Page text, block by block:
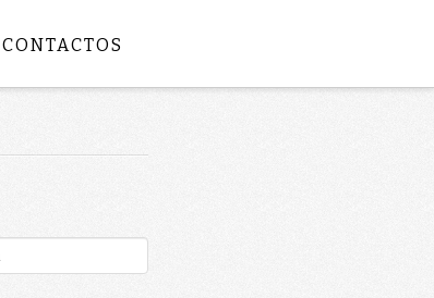
CONTACTOS